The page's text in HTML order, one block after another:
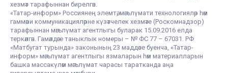
хезмәт тарафыннан бирелгән.
«Татар-информ» Россиянең элемтә, мәгълүмати технологияләр һәм
гаммәви коммуникацияләрне күзәтчелек хезмәте (Роскомнадзор)
тарафыннан мәгълүмат агентлыгы буларак 15.09.2016 елда
теркәлгән. Гамәлдәге таныклык номеры – № ФС 77 – 67031. РФ
«Матбугат турында» законының 23 маддәсе буенча, «Татар-
информ» мәгълүмат агентлыгы язмаларын һәм материалларын
башка массакүләм мәгълүмат чарасы таратканда аңа